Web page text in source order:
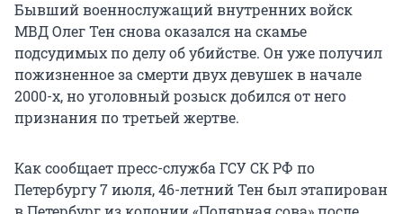
Бывший военнослужащий внутренних войск
МВД Олег Тен снова оказался на скамье
подсудимых по делу об убийстве. Он уже получил
пожизненное за смерти двух девушек в начале
2000-х, но уголовный розыск добился от него
признания по третьей жертве.
Как сообщает пресс-служба ГСУ СК РФ по
Петербургу 7 июля, 46-летний Тен был этапирован